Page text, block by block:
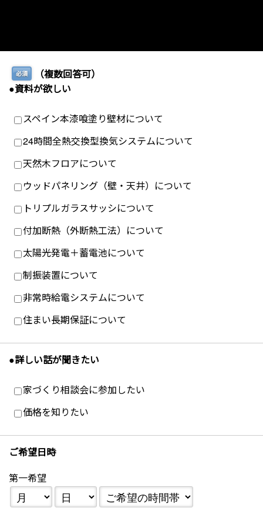
必須
（複数回答可）
●資料が欲しい
スペイン本漆喰塗り壁材について
24時間全熱交換型換気システムについて
天然木フロアについて
ウッドパネリング（壁・天井）について
トリプルガラスサッシについて
付加断熱（外断熱工法）について
太陽光発電＋蓄電池について
制振装置について
非常時給電システムについて
住まい長期保証について
●詳しい話が聞きたい
家づくり相談会に参加したい
価格を知りたい
ご希望日時
第一希望